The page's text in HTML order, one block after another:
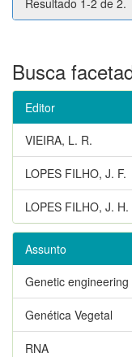
Busca
Editor
VIEIRA, L. R.
LOPES FILHO, J. F.
LOPES FILHO, J. H.
Assunto
Genetic engineering
Genética Vegetal
RNA